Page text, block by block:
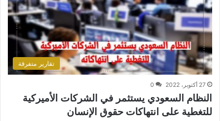
تقارير متفرقة
27 أكتوبر، 2022 0
النظام السعودي يستثمر في الشركات الأميركية
للتغطية على انتهاكات حقوق الإنسان